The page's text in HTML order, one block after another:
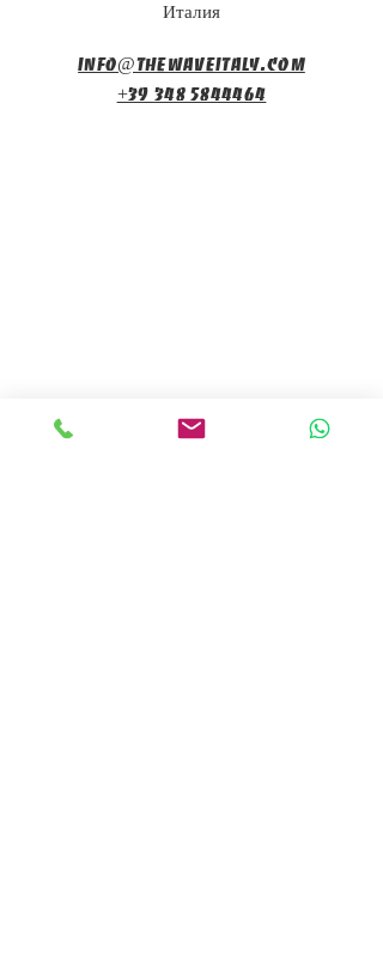
Италия
info@thewaveitaly.com
+39 348 5844464
Подпишитесь на